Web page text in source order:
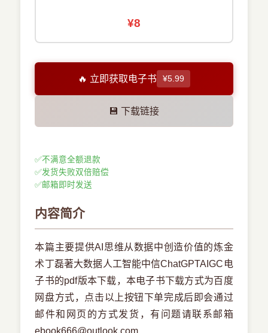
¥8
🔥 立即获取电子书 ¥5.99
💾 下载链接
✅不满意全额退款
✅发货失败双倍赔偿
✅邮箱即时发送
内容简介
本篇主要提供AI思维从数据中创造价值的炼金
术丁磊著大数据人工智能中信ChatGPTAIGC电
子书的pdf版本下载，本电子书下载方式为百度
网盘方式，点击以上按钮下单完成后即会通过
邮件和网页的方式发货，有问题请联系邮箱